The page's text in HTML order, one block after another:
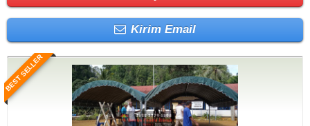
Kirim Email
BEST SELLER